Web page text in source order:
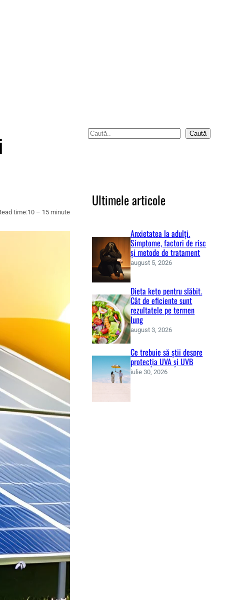
time:10 – 15 minute
S
Caută
Ultimele articole
Anxietatea la adulți.
Simptome, factori de risc
și metode de tratament
august 5, 2026
Dieta keto pentru slăbit.
Cât de eficiente sunt
rezultatele pe termen
lung
august 3, 2026
Ce trebuie să știi despre
protecția UVA și UVB
iulie 30, 2026